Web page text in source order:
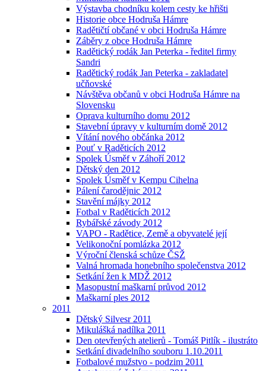
Výstavba chodníku kolem cesty ke hřišti
Historie obce Hodruša Hámre
Radětičtí občané v obci Hodruša Hámre
Záběry z obce Hodruša Hámre
Radětický rodák Jan Peterka - ředitel firmy
Sandri
Radětický rodák Jan Peterka - zakladatel
učňovské
Návštěva občanů v obci Hodruša Hámre na
Slovensku
Oprava kulturního domu 2012
Stavební úpravy v kulturním domě 2012
Vítání nového občánka 2012
Pouť v Raděticích 2012
Spolek Úsměf v Záhoří 2012
Dětský den 2012
Spolek Úsměf v Kempu Cihelna
Pálení čarodějnic 2012
Stavění májky 2012
Fotbal v Raděticích 2012
Rybářské závody 2012
VAPO - Radětice, Země a obyvatelé její
Velikonoční pomlázka 2012
Výroční členská schůze ČSŽ
Valná hromada honebního společenstva 2012
Setkání žen k MDŽ 2012
Masopustní maškarní průvod 2012
Maškarní ples 2012
2011
Dětský Silvesr 2011
Mikulášká nadílka 2011
Den otevřených atelierů - Tomáš Pitlík - ilustráto
Setkání divadelního souboru 1.10.2011
Fotbalové mužstvo - podzim 2011